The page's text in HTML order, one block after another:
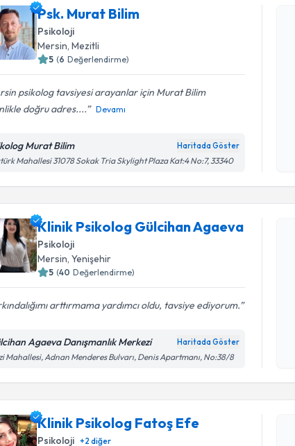
Psk. Murat Bilim
Psikoloji
Mersin, Mezitli
5 (6 Değerlendirme)
psikolog tavsiyesi arayanlar için Murat Bilim
doğru adres....
Devamı
Murat Bilim Haritada Göster
Mahallesi 31078 Sokak Tria Skylight Plaza Kat:4 No:7, 33340
Psk.
Klinik Psikolog Gülcihan Agaeva
Psikoloji
Mersin, Yenişehir
5 (40 Değerlendirme)
arttırmama yardımcı oldu, tavsiye ediyorum.
Agaeva Danışmanlık Merkezi Haritada Göster
Mahallesi, Adnan Menderes Bulvarı, Denis Apartmanı, No:38/8
Klinik Psikolog Fatoş Efe
Psikoloji +2 diğer